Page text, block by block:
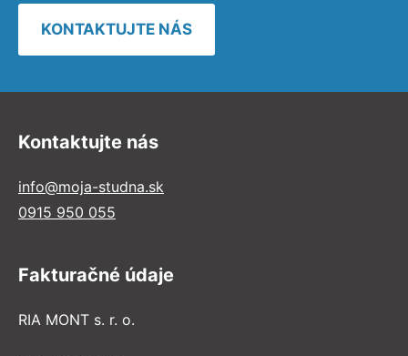
KONTAKTUJTE NÁS
Kontaktujte nás
info@moja-studna.sk
0915 950 055
Fakturačné údaje
RIA MONT s. r. o.